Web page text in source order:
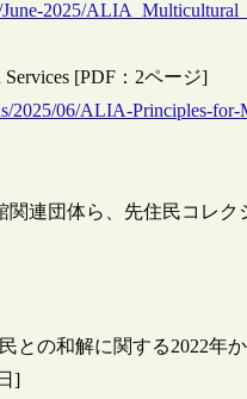
2025/
[PDF：2ページ]
2025/06/ALIA-Principles-
連団体ら、先住民コレ
の和解に関する2022年か
]